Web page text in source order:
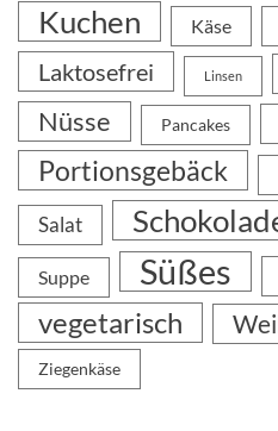
Kuchen Käse
Laktosefrei Linsen
Nüsse Pancakes
Portionsgebäck
Salat
Suppe Süßes
vegetarisch
Ziegenkäse